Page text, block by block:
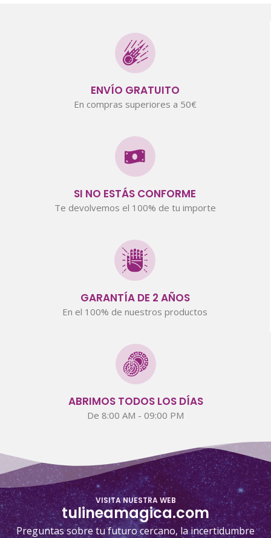
ENVÍO GRATUITO
En compras superiores a 50€
SI NO ESTÁS CONFORME
Te devolvemos el 100% de tu importe
GARANTÍA DE 2 AÑOS
En el 100% de nuestros productos
ABRIMOS TODOS LOS DÍAS
De 8:00 AM - 09:00 PM
VISITA NUESTRA WEB
tulineamagica.com
Preguntas sobre tu futuro cercano, la incertidumbre